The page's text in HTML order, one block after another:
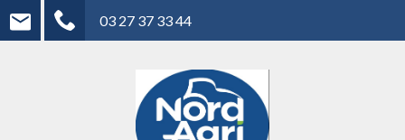
03 27 37 33 44